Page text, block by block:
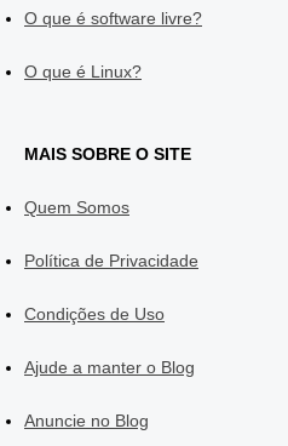
O que é software livre?
O que é Linux?
MAIS SOBRE O SITE
Quem Somos
Política de Privacidade
Condições de Uso
Ajude a manter o Blog
Anuncie no Blog